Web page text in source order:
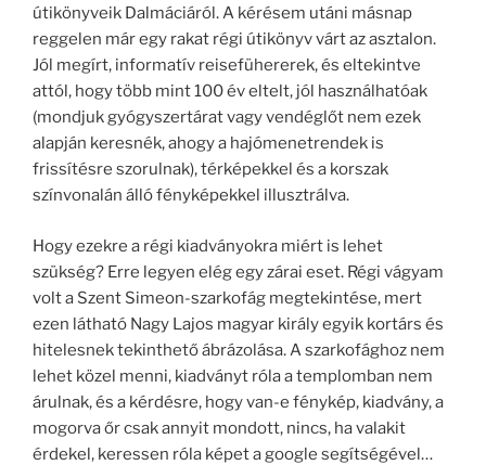
útikönyveik Dalmáciáról. A kérésem utáni másnap
reggelen már egy rakat régi útikönyv várt az asztalon.
Jól megírt, informatív reisefühererek, és eltekintve
attól, hogy több mint 100 év eltelt, jól használhatóak
(mondjuk gyógyszertárat vagy vendéglőt nem ezek
alapján keresnék, ahogy a hajómenetrendek is
frissítésre szorulnak), térképekkel és a korszak
színvonalán álló fényképekkel illusztrálva.
Hogy ezekre a régi kiadványokra miért is lehet
szükség? Erre legyen elég egy zárai eset. Régi vágyam
volt a Szent Simeon-szarkofág megtekintése, mert
ezen látható Nagy Lajos magyar király egyik kortárs és
hitelesnek tekinthető ábrázolása. A szarkofághoz nem
lehet közel menni, kiadványt róla a templomban nem
árulnak, és a kérdésre, hogy van-e fénykép, kiadvány, a
mogorva őr csak annyit mondott, nincs, ha valakit
érdekel, keressen róla képet a google segítségével…